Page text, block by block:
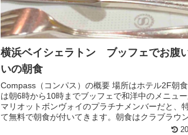
横浜ベイシェラトン ブッフェでお腹
いの朝食
Compass（コンパス）の概要 場所はホテル2F朝
は朝6時から10時までブッフェで和洋中のメニュ
マリオットボンヴォイのプラチナメンバーだと、
て無料で朝食が付いてきます。朝食はクラブラウン